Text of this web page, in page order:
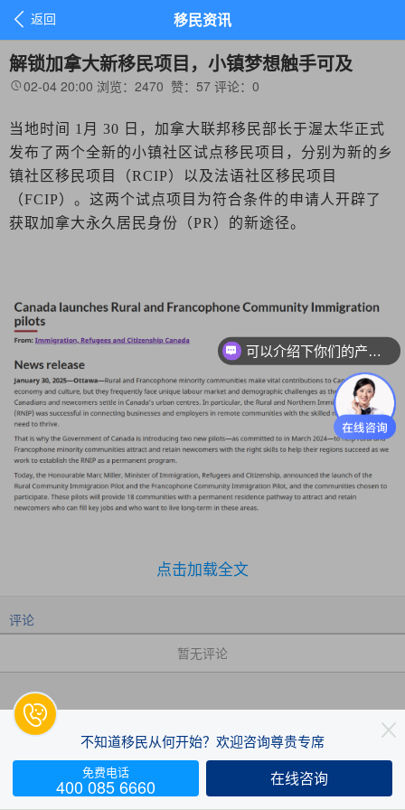
 返回 移民资讯
解锁加拿大新移民项目，小镇梦想触手可及
02-04 20:00 浏览：2470 赞： 57 评论： 0
当地时间
1月 30 日，加拿大联邦移民部长于渥太华正式
发布了两个全新的小镇社区试点移民项目，分别为新的乡
镇社区移民项目（RCIP）以及法语社区移民项目
（FCIP）。这两个试点项目为符合条件的申请人开辟了
获取加拿大永久居民身份（PR）的新途径。
RCIP项目类似之前的北方小镇RNIP移民项目，新试点计
划包括了之前RNIP项目的几乎所有11个小镇。在此基础
上，曼省和BC省又各自增加了一个小镇名额， 也增加了
新科舍省的一个小镇。
两大新试点 2025年1月31日正式上线，并发布了14个参与
点击加载全文
评论
暂无评论
赞

收藏
不知道移民从何开始？欢迎咨询尊贵专席
免费电话
400 085 6660 在线咨询

